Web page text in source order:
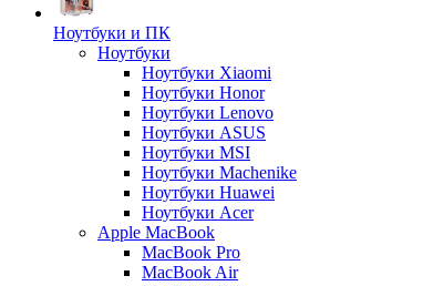
Ноутбуки и ПК
Ноутбуки
Ноутбуки Xiaomi
Ноутбуки Honor
Ноутбуки Lenovo
Ноутбуки ASUS
Ноутбуки MSI
Ноутбуки Machenike
Ноутбуки Huawei
Ноутбуки Acer
Apple MacBook
MacBook Pro
MacBook Air